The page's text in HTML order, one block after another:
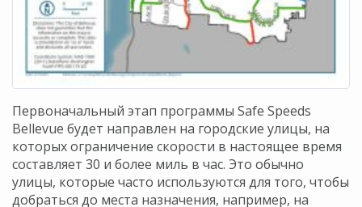
Первоначальный этап программы Safe Speeds
Bellevue будет направлен на городские улицы, на
которых ограничение скорости в настоящее время
составляет 30 и более миль в час. Это обычно
улицы, которые часто используются для того, чтобы
добраться до места назначения, например, на